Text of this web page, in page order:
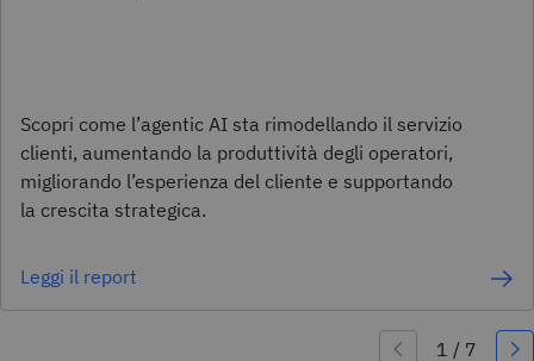
Scopri come l’agentic AI sta rimodellando il servizio
clienti, aumentando la produttività degli operatori,
migliorando l’esperienza del cliente e supportando
la crescita strategica.
Leggi il report